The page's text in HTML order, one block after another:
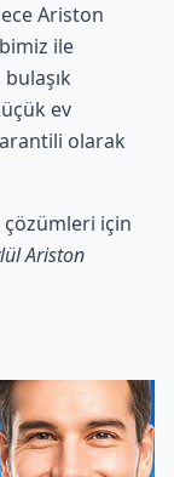
Ariston
ile
ev
olarak
çözümleri için
Ariston